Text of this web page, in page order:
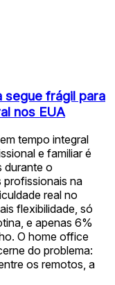
segue frágil para
nos EUA
tempo integral
e familiar é
durante o
na
real no
flexibilidade, só
e apenas 6%
O home office
do problema:
os remotos, a